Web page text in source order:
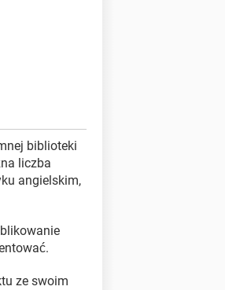
biblioteki
liczba
angielskim,
ze swoim